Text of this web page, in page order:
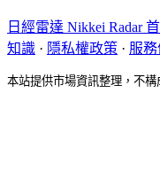
日經雷達 Nikkei Radar
知識 · 隱私權政策 · 服
本站提供市場資訊整理，不